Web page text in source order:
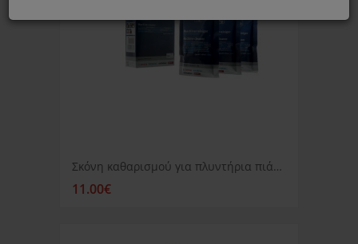
Σκόνη καθαρισμού για πλυντήρια πιάτων Siemens
11.00€